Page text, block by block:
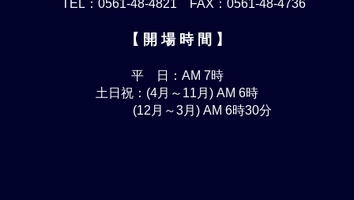
TEL：0561-48-4821 FAX：0561-48-4736
【 開 場 時 間 】
平 日：AM 7時
土日祝：(4月～11月) AM 6時
(12月～3月) AM 6時30分